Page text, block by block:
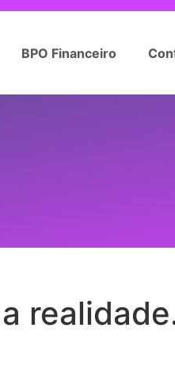
BPO Financeiro